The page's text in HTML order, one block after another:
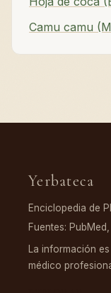
Camu camu
Yerbateca
Enciclopedia de
Fuentes:
La información
médico